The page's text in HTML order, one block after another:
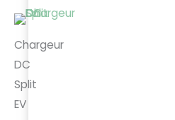
Chargeur
DC
Split
EV